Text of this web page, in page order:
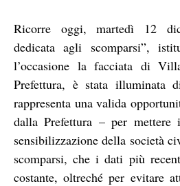
Ricorre oggi, martedì 12
dedicata agli scomparsi”,
l’occasione la facciata di
Prefettura, è stata illuminata
rappresenta una valida
dalla Prefettura – per
sensibilizzazione della società
scomparsi, che i dati più
costante, oltreché per evitare